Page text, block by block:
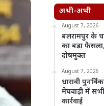
अभी-अभी
August 7, 2026
बलरामपुर के
का बड़ा
दोषमुक्त
August 7, 2026
धारावी
मेघवाड़ी में
कार्रवाई